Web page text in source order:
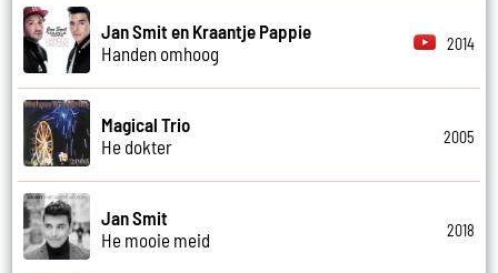
Jan Smit en Kraantje Pappie
Handen omhoog
2014
Magical Trio
He dokter
2005
Jan Smit
He mooie meid
2018